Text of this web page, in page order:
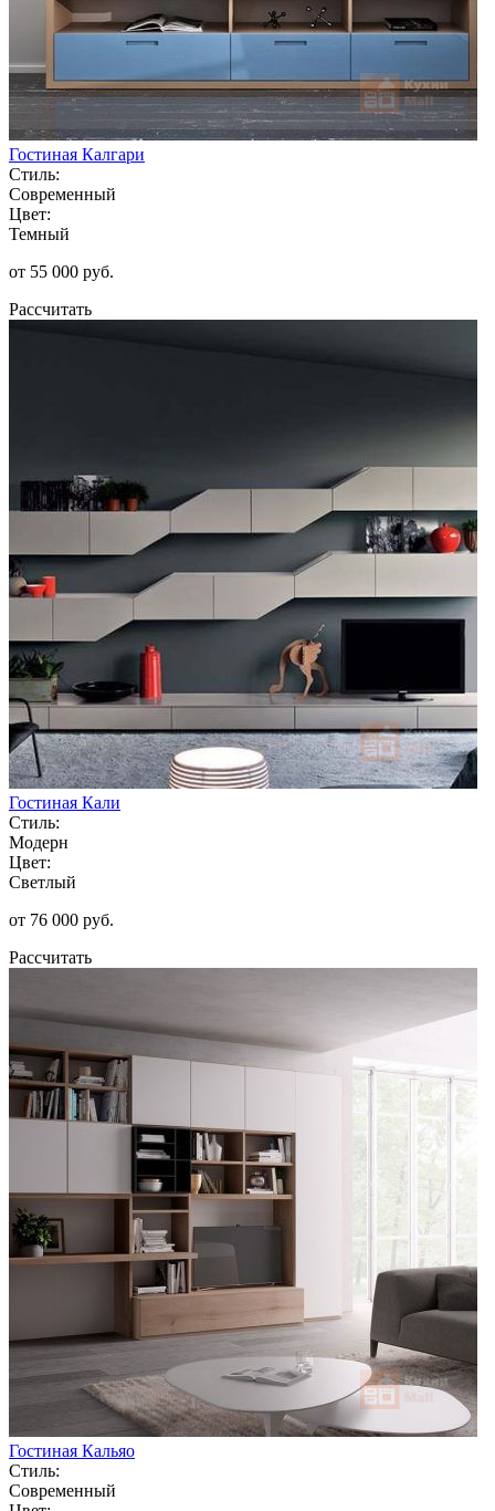
Гостиная Калгари
Стиль:
Современный
Цвет:
Темный
от 55 000 руб.
Рассчитать
Гостиная Кали
Стиль:
Модерн
Цвет:
Светлый
от 76 000 руб.
Рассчитать
Гостиная Кальяо
Стиль:
Современный